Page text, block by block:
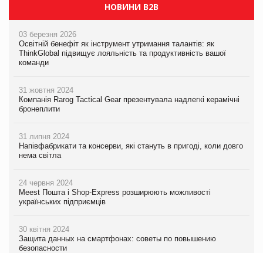
НОВИНИ B2B
03 березня 2026
Освітній бенефіт як інструмент утримання талантів: як
ThinkGlobal підвищує лояльність та продуктивність вашої
команди
31 жовтня 2024
Компанія Rarog Tactical Gear презентувала надлегкі керамічні
бронеплити
31 липня 2024
Напівфабрикати та консерви, які стануть в пригоді, коли довго
нема світла
24 червня 2024
Meest Пошта і Shop-Express розширюють можливості
українських підприємців
30 квітня 2024
Защита данных на смартфонах: советы по повышению
безопасности